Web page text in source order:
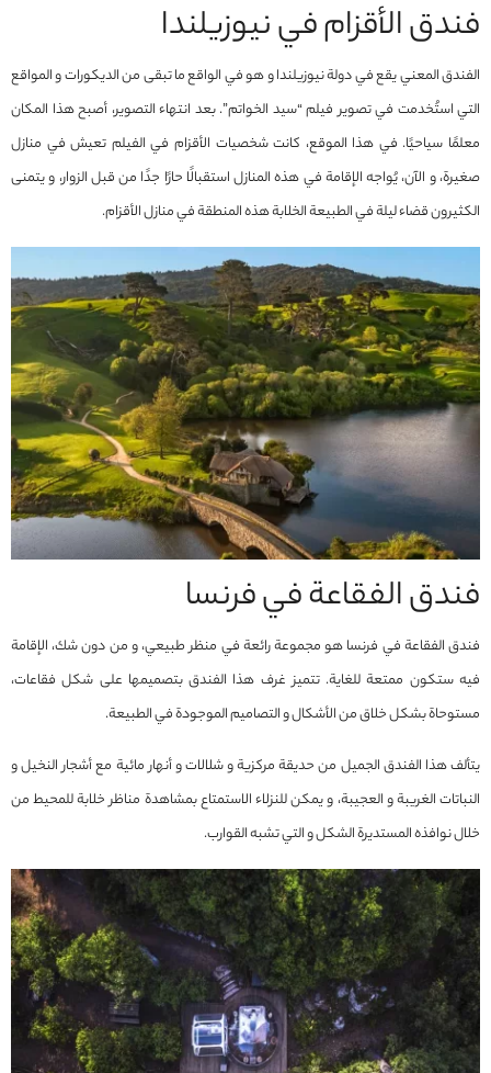
فندق الأقزام في نيوزيلندا
الفندق المعني يقع في دولة نيوزيلندا و هو في الواقع ما تبقى من الديكورات و المواقع
التي استُخدمت في تصوير فيلم “سيد الخواتم”. بعد انتهاء التصوير، أصبح هذا المكان
معلمًا سياحيًا. في هذا الموقع، كانت شخصيات الأقزام في الفيلم تعيش في منازل
صغيرة، و الآن، يُواجه الإقامة في هذه المنازل استقبالًا حارًا جدًا من قبل الزوار، و يتمنى
الكثيرون قضاء ليلة في الطبيعة الخلابة هذه المنطقة في منازل الأقزام.
فندق الفقاعة في فرنسا
فندق الفقاعة في فرنسا هو مجموعة رائعة في منظر طبيعي، و من دون شك، الإقامة
فيه ستكون ممتعة للغاية. تتميز غرف هذا الفندق بتصميمها على شكل فقاعات،
مستوحاة بشكل خلاق من الأشكال و التصاميم الموجودة في الطبيعة.
يتألف هذا الفندق الجميل من حديقة مركزية و شلالات و أنهار مائية مع أشجار النخيل و
النباتات الغريبة و العجيبة، و يمكن للنزلاء الاستمتاع بمشاهدة مناظر خلابة للمحيط من
خلال نوافذه المستديرة الشكل و التي تشبه القوارب.